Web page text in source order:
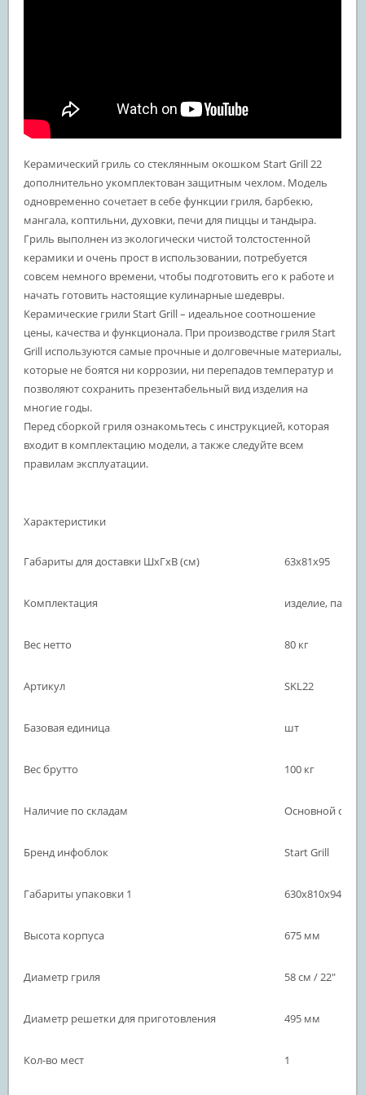
Керамический гриль со стеклянным окошком Start Grill 22
дополнительно укомплектован защитным чехлом. Модель
одновременно сочетает в себе функции гриля, барбекю,
мангала, коптильни, духовки, печи для пиццы и тандыра.
Гриль выполнен из экологически чистой толстостенной
керамики и очень прост в использовании, потребуется
совсем немного времени, чтобы подготовить его к работе и
начать готовить настоящие кулинарные шедевры.
Керамические грили Start Grill – идеальное соотношение
цены, качества и функционала. При производстве гриля Start
Grill используются самые прочные и долговечные материалы,
которые не боятся ни коррозии, ни перепадов температур и
позволяют сохранить презентабельный вид изделия на
многие годы.
Перед сборкой гриля ознакомьтесь с инструкцией, которая
входит в комплектацию модели, а также следуйте всем
правилам эксплуатации.
Характеристики
Габариты для доставки ШхГхВ (см) 63х81х95
Комплектация изделие,
Вес нетто 80 кг
Артикул SKL22
Базовая единица шт
Вес брутто 100 кг
Наличие по складам Основной
Бренд инфоблок Start Grill
Габариты упаковки 1 630х810х945 мм
Высота корпуса 675 мм
Диаметр гриля 58 см / 22"
Диаметр решетки для приготовления 495 мм
Кол-во мест 1